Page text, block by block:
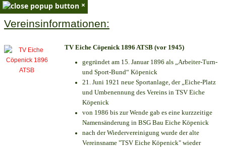
×
Vereinsinformationen:
TV Eiche Cöpenick 1896 ATSB (vor 1945)
gegründet am 15. Januar 1896 als „Arbeiter-Turn-
und Sport-Bund“ Köpenick
21. Juni 1921 neue Sportanlage, der „Eiche-Platz
und Umbenennung des Vereins in TSV Eiche
Köpenick
von 1986 bis zur Wende gab es eine kurzzeitige
Namensänderung in BSG Bau Eiche Köpenick
nach der Wiedervereinigung wurde der alte
Vereinsname "TSV Eiche Köpenick" wieder